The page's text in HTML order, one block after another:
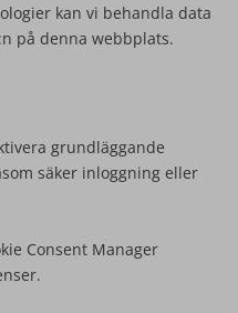
kan vi behandla data
på denna webbplats.
grundläggande
säker inloggning eller
Consent Manager